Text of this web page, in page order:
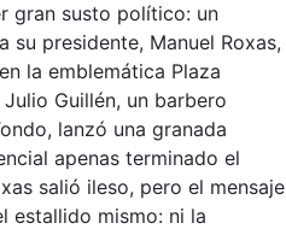
gran susto político: un
presidente, Manuel Roxas,
la emblemática Plaza
Guillén, un barbero
lanzó una granada
apenas terminado el
salió ileso, pero el mensaje
estallido mismo: ni la